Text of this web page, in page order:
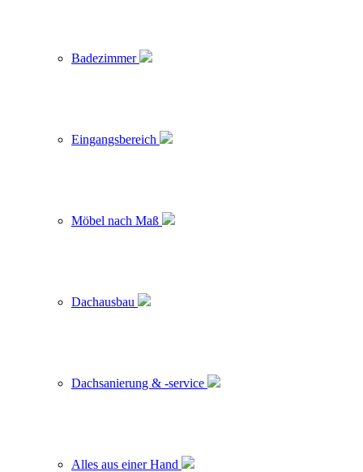
Badezimmer
Eingangsbereich
Möbel nach Maß
Dachausbau
Dachsanierung & -service
Alles aus einer Hand